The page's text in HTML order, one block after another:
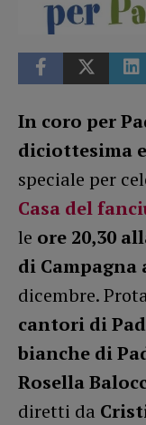
In coro per
diciottesima
speciale per
Casa del
le ore 20,30
di Campagna
dicembre.
cantori di
bianche di
Rosella
diretti da